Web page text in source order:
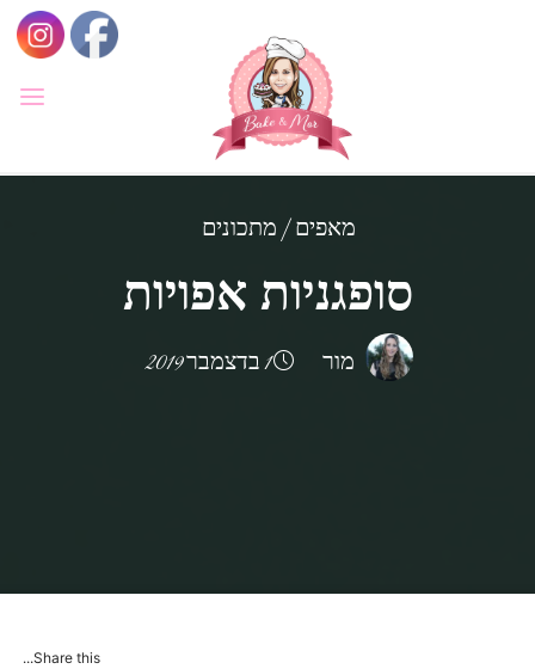
MOR
מאפים| מתכונים
סופגניות אפויות
מור 1 בדצמבר 2019
Share this...